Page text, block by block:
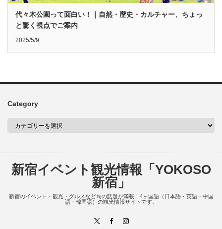
代々木公園って面白い！｜自然・歴史・カルチャー、ちょっ
と驚く視点でご案内
2025/5/9
Category
新宿イベント観光情報「YOKOSO
新宿」
新宿のイベント・観光・グルメなど旬の話題が満載！4ヶ国語（日本語・英語・中国
語・韓国語）の観光情報サイトです。
Facebook